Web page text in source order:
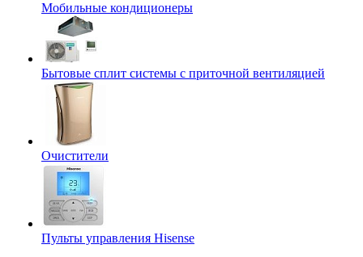
Мобильные кондиционеры
Бытовые сплит системы с приточной вентиляцией
Очистители
Пульты управления Hisense